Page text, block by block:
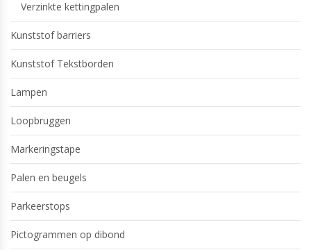
Verzinkte kettingpalen
Kunststof barriers
Kunststof Tekstborden
Lampen
Loopbruggen
Markeringstape
Palen en beugels
Parkeerstops
Pictogrammen op dibond